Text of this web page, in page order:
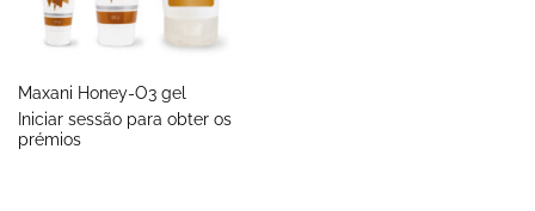
Maxani Honey-O3 gel
Iniciar sessão para obter os
prémios